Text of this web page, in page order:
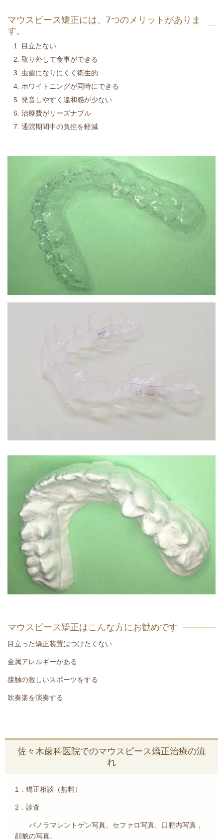
マウスピース矯正には、7つのメリットがありま
す。
目立たない
取り外して食事ができる
虫歯になりにくく衛生的
ホワイトニングが同時にできる
発音しやすく違和感が少ない
治療費がリーズナブル
通院期間中の負担を軽減
マウスピース矯正はこんな方にお勧めです
目立った矯正装置はつけたくない
金属アレルギーがある
接触の激しいスポーツをする
吹奏楽を演奏する
佐々木歯科医院でのマウスピース矯正治療の流
れ
1．矯正相談（無料）
2．診査
パノラマレントゲン写真、セファロ写真、口腔内写真，
顔貌の写真、